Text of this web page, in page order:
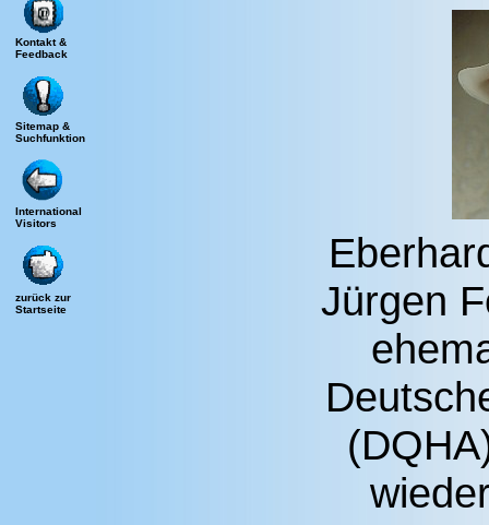
Kontakt &
Feedback
Sitemap &
Suchfunktion
International
Visitors
zurück zur
Startseite
Jürgen